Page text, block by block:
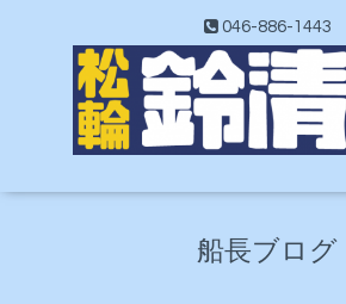
046-886-1443
船長ブログ